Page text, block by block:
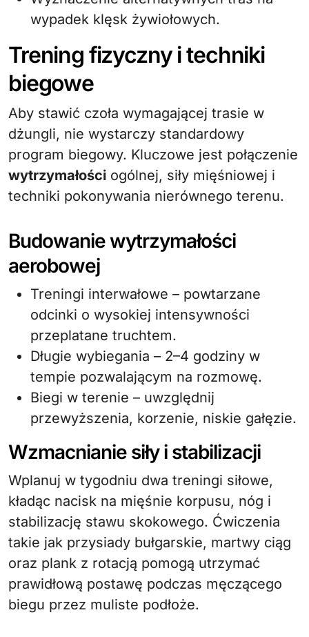
wypadek klęsk żywiołowych.
Trening fizyczny i techniki
biegowe
Aby stawić czoła wymagającej trasie w
dżungli, nie wystarczy standardowy
program biegowy. Kluczowe jest połączenie
wytrzymałości ogólnej, siły mięśniowej i
techniki pokonywania nierównego terenu.
Budowanie wytrzymałości
aerobowej
Treningi interwałowe – powtarzane
odcinki o wysokiej intensywności
przeplatane truchtem.
Długie wybiegania – 2–4 godziny w
tempie pozwalającym na rozmowę.
Biegi w terenie – uwzględnij
przewyższenia, korzenie, niskie gałęzie.
Wzmacnianie siły i stabilizacji
Wplanuj w tygodniu dwa treningi siłowe,
kładąc nacisk na mięśnie korpusu, nóg i
stabilizację stawu skokowego. Ćwiczenia
takie jak przysiady bułgarskie, martwy ciąg
oraz plank z rotacją pomogą utrzymać
prawidłową postawę podczas męczącego
biegu przez muliste podłoże.